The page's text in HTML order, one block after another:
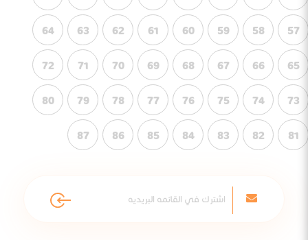
57
58
59
60
61
62
63
64
65
66
67
68
69
70
71
72
73
74
75
76
77
78
79
80
81
82
83
84
85
86
87